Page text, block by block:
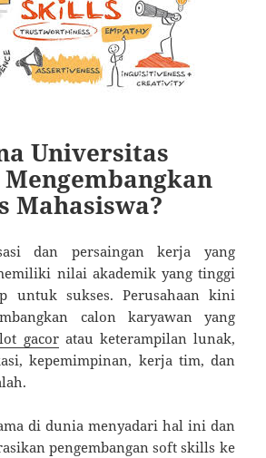
Universitas
Mahasiswa?
dan persaingan kerja yang
nilai akademik yang tinggi
untuk sukses. Perusahaan kini
calon karyawan yang
gacoratau keterampilan lunak,
kepemimpinan, kerja tim, dan
di dunia menyadari hal ini dan
pengembangan soft skills ke